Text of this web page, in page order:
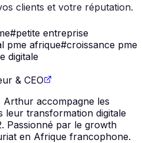
clients et votre réputation.
#petite entreprise
pme afrique#croissance pme
digitale
& CEO
accompagne les
leur transformation digitale
Passionné par le growth
en Afrique francophone.